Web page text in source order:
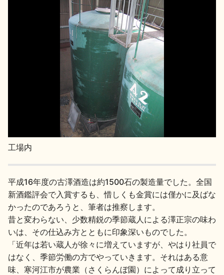
工場内
平成16年度の古澤酒造は約1500石の製造量でした。全国
新酒鑑評会で入賞するも、惜しくも金賞には僅かに及ばな
かったのであろうと、筆者は推察します。
昔と変わらない、少数精鋭の季節蔵人による澤正宗の味わ
いは、その仕込み方とともに印象深いものでした。
「近年は若い蔵人が徐々に増えていますが、やはり社員で
はなく、季節労働の方でやっていきます。それはある意
味、寒河江市が農業（さくらんぼ園）によって成り立って